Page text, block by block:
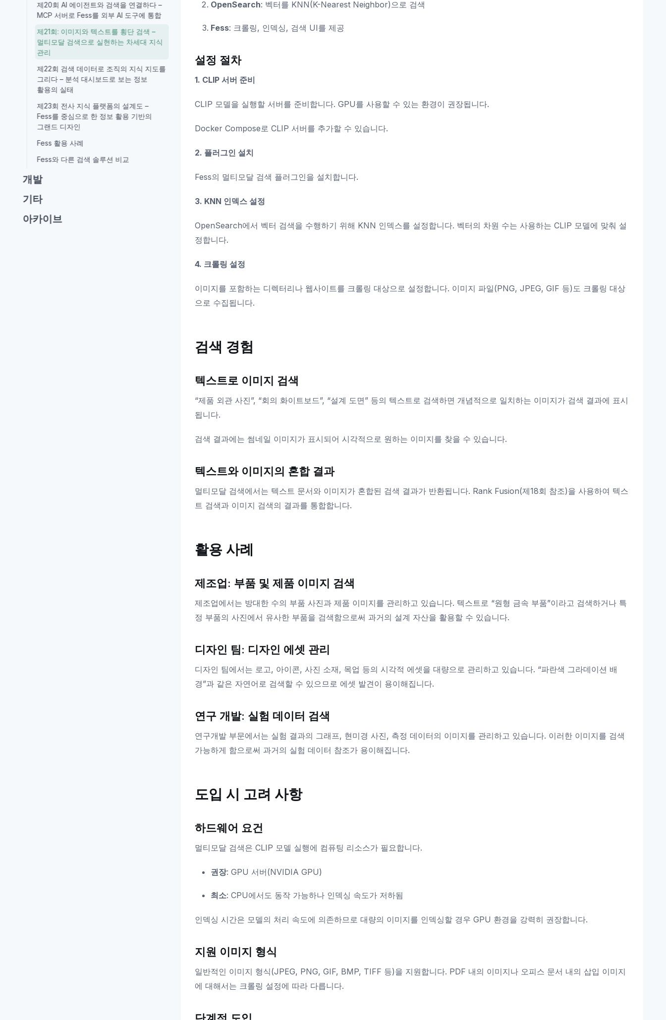
제20회 AI 에이전트와 검색을 연결하다 –
MCP 서버로 Fess를 외부 AI 도구에 통합
제21회: 이미지와 텍스트를 횡단 검색 –
멀티모달 검색으로 실현하는 차세대 지식
관리
제22회 검색 데이터로 조직의 지식 지도를
그리다 – 분석 대시보드로 보는 정보
활용의 실태
제23회 전사 지식 플랫폼의 설계도 –
Fess를 중심으로 한 정보 활용 기반의
그랜드 디자인
Fess 활용 사례
Fess와 다른 검색 솔루션 비교
개발
기타
아카이브
OpenSearch: 벡터를 KNN(K-Nearest Neighbor)으로 검색
Fess: 크롤링, 인덱싱, 검색 UI를 제공
설정 절차
1. CLIP 서버 준비
CLIP 모델을 실행할 서버를 준비합니다. GPU를 사용할 수 있는 환경이 권장됩니다.
Docker Compose로 CLIP 서버를 추가할 수 있습니다.
2. 플러그인 설치
Fess의 멀티모달 검색 플러그인을 설치합니다.
3. KNN 인덱스 설정
OpenSearch에서 벡터 검색을 수행하기 위해 KNN 인덱스를 설정합니다. 벡터의 차원 수는 사용하는 CLIP 모델에 맞춰 설
정합니다.
4. 크롤링 설정
이미지를 포함하는 디렉터리나 웹사이트를 크롤링 대상으로 설정합니다. 이미지 파일(PNG, JPEG, GIF 등)도 크롤링 대상
으로 수집됩니다.
검색 경험
텍스트로 이미지 검색
“제품 외관 사진”, “회의 화이트보드”, “설계 도면” 등의 텍스트로 검색하면 개념적으로 일치하는 이미지가 검색 결과에 표시
됩니다.
검색 결과에는 썸네일 이미지가 표시되어 시각적으로 원하는 이미지를 찾을 수 있습니다.
텍스트와 이미지의 혼합 결과
멀티모달 검색에서는 텍스트 문서와 이미지가 혼합된 검색 결과가 반환됩니다. Rank Fusion(제18회 참조)을 사용하여 텍스
트 검색과 이미지 검색의 결과를 통합합니다.
활용 사례
제조업: 부품 및 제품 이미지 검색
제조업에서는 방대한 수의 부품 사진과 제품 이미지를 관리하고 있습니다. 텍스트로 “원형 금속 부품”이라고 검색하거나 특
정 부품의 사진에서 유사한 부품을 검색함으로써 과거의 설계 자산을 활용할 수 있습니다.
디자인 팀: 디자인 에셋 관리
디자인 팀에서는 로고, 아이콘, 사진 소재, 목업 등의 시각적 에셋을 대량으로 관리하고 있습니다. “파란색 그라데이션 배
경”과 같은 자연어로 검색할 수 있으므로 에셋 발견이 용이해집니다.
연구 개발: 실험 데이터 검색
연구개발 부문에서는 실험 결과의 그래프, 현미경 사진, 측정 데이터의 이미지를 관리하고 있습니다. 이러한 이미지를 검색
가능하게 함으로써 과거의 실험 데이터 참조가 용이해집니다.
도입 시 고려 사항
하드웨어 요건
멀티모달 검색은 CLIP 모델 실행에 컴퓨팅 리소스가 필요합니다.
권장: GPU 서버(NVIDIA GPU)
최소: CPU에서도 동작 가능하나 인덱싱 속도가 저하됨
인덱싱 시간은 모델의 처리 속도에 의존하므로 대량의 이미지를 인덱싱할 경우 GPU 환경을 강력히 권장합니다.
지원 이미지 형식
일반적인 이미지 형식(JPEG, PNG, GIF, BMP, TIFF 등)을 지원합니다. PDF 내의 이미지나 오피스 문서 내의 삽입 이미지
에 대해서는 크롤링 설정에 따라 다릅니다.